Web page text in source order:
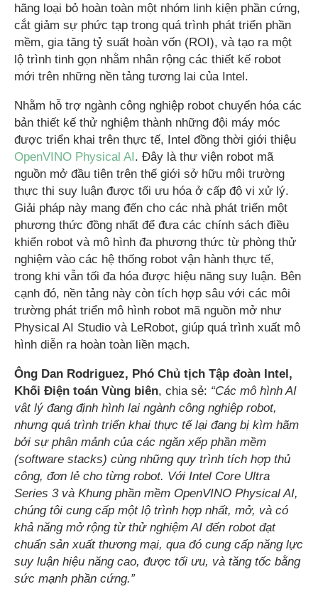
hãng loại bỏ hoàn toàn một nhóm linh kiện phần cứng,
cắt giảm sự phức tạp trong quá trình phát triển phần
mềm, gia tăng tỷ suất hoàn vốn (ROI), và tạo ra một
lộ trình tinh gọn nhằm nhân rộng các thiết kế robot
mới trên những nền tảng tương lai của Intel.
Nhằm hỗ trợ ngành công nghiệp robot chuyển hóa các
bản thiết kế thử nghiệm thành những đội máy móc
được triển khai trên thực tế, Intel đồng thời giới thiệu
OpenVINO Physical AI. Đây là thư viện robot mã
nguồn mở đầu tiên trên thế giới sở hữu môi trường
thực thi suy luận được tối ưu hóa ở cấp độ vi xử lý.
Giải pháp này mang đến cho các nhà phát triển một
phương thức đồng nhất để đưa các chính sách điều
khiển robot và mô hình đa phương thức từ phòng thử
nghiệm vào các hệ thống robot vận hành thực tế,
trong khi vẫn tối đa hóa được hiệu năng suy luận. Bên
cạnh đó, nền tảng này còn tích hợp sâu với các môi
trường phát triển mô hình robot mã nguồn mở như
Physical AI Studio và LeRobot, giúp quá trình xuất mô
hình diễn ra hoàn toàn liền mạch.
Ông Dan Rodriguez, Phó Chủ tịch Tập đoàn Intel,
Khối Điện toán Vùng biên, chia sẻ: “Các mô hình AI
vật lý đang định hình lại ngành công nghiệp robot,
nhưng quá trình triển khai thực tế lại đang bị kìm hãm
bởi sự phân mảnh của các ngăn xếp phần mềm
(software stacks) cùng những quy trình tích hợp thủ
công, đơn lẻ cho từng robot. Với Intel Core Ultra
Series 3 và Khung phần mềm OpenVINO Physical AI,
chúng tôi cung cấp một lộ trình hợp nhất, mở, và có
khả năng mở rộng từ thử nghiệm AI đến robot đạt
chuẩn sản xuất thương mại, qua đó cung cấp năng lực
suy luận hiệu năng cao, được tối ưu, và tăng tốc bằng
sức mạnh phần cứng.”